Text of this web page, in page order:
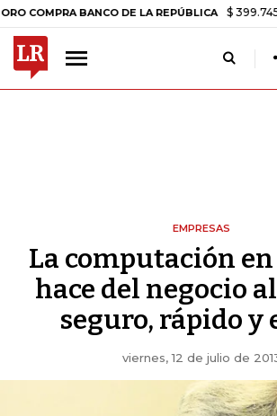
BANCO DE LA REPÚBLICA $ 399.745,16 +$
EMPRESAS
La computación
hace del negocio
seguro, rápido y
viernes, 12 de julio de